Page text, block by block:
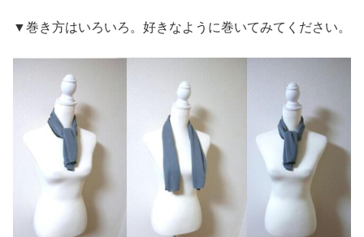
▼巻き方はいろいろ。好きなように巻いてみてください。